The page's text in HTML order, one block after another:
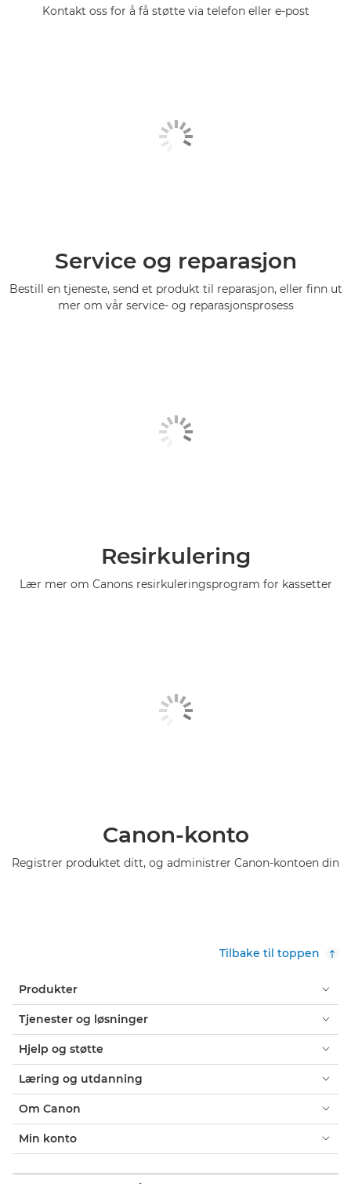
Kontakt oss for å få støtte via telefon eller e-post
Service og reparasjon
Bestill en tjeneste, send et produkt til reparasjon, eller finn ut
mer om vår service- og reparasjonsprosess
Resirkulering
Lær mer om Canons resirkuleringsprogram for kassetter
Canon-konto
Registrer produktet ditt, og administrer Canon-kontoen din
Tilbake til toppen
Produkter
Tjenester og løsninger
Hjelp og støtte
Læring og utdanning
Om Canon
Min konto